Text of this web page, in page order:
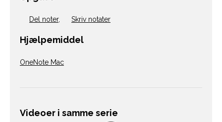
Del noter, Skriv notater
Hjælpemiddel
OneNote Mac
Videoer i samme serie